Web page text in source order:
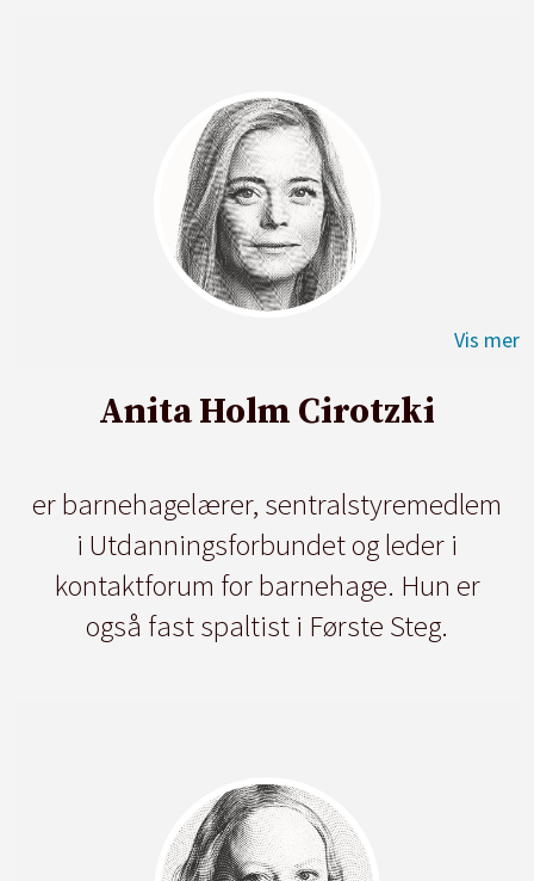
Anita Holm Cirotzki
er barnehagelærer, sentralstyremedlem
i Utdanningsforbundet og leder i
kontaktforum for barnehage. Hun er
også fast spaltist i Første Steg.